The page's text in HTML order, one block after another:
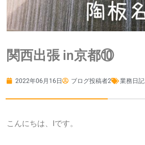
関西出張 in京都⑩
2022年06月16日 ブログ投稿者2 業務日記
こんにちは、Iです。